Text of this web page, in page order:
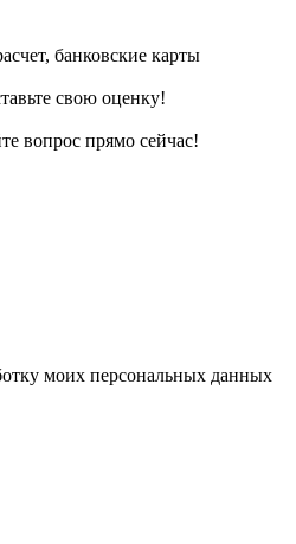
банковские карты
свою оценку!
вопрос прямо сейчас!
моих персональных данных